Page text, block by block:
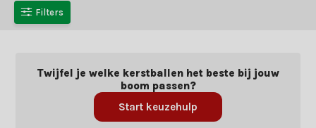
Filters
Twijfel je welke kerstballen het beste bij jouw
boom passen?
Start keuzehulp